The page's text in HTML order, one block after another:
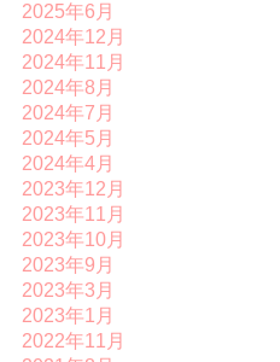
2025年6月
2024年12月
2024年11月
2024年8月
2024年7月
2024年5月
2024年4月
2023年12月
2023年11月
2023年10月
2023年9月
2023年3月
2023年1月
2022年11月